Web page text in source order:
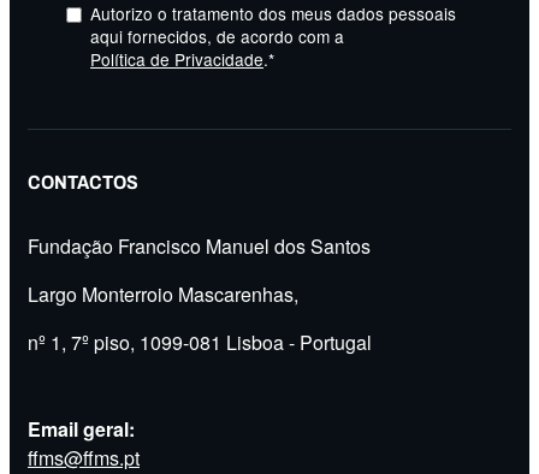
Autorizo o tratamento dos meus dados pessoais
aqui fornecidos, de acordo com a
Política de Privacidade.*
CONTACTOS
Fundação Francisco Manuel dos Santos
Largo Monterroio Mascarenhas,
nº 1, 7º piso, 1099-081 Lisboa - Portugal
Email geral:
ffms@ffms.pt